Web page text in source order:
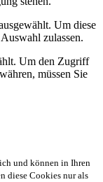
Um diese
zulassen.
Um den Zugriff
müssen Sie
und können in Ihren
diese Cookies nur als